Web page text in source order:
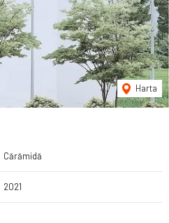
Harta
Cărămidă
2021